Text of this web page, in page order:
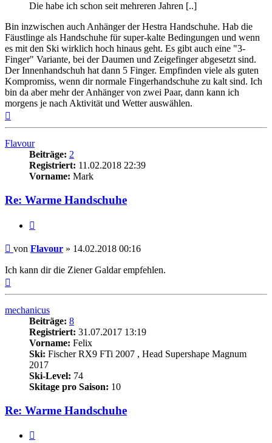
Die habe ich schon seit mehreren Jahren [..]
Bin inzwischen auch Anhänger der Hestra Handschuhe. Hab die
Fäustlinge als Handschuhe für super-kalte Bedingungen und wenn
es mit den Ski wirklich hoch hinaus geht. Es gibt auch eine "3-
Finger" Variante, bei der Daumen und Zeigefinger abgesetzt sind.
Der Innenhandschuh hat dann 5 Finger. Empfinden viele als guten
Kompromiss, wenn dir normale Fingerhandschuhe zu kalt sind. Ich
bin da aber mehr der Anhänger von zwei Paar, dann kann ich
morgens je nach Aktivität und Wetter auswählen.
Flavour
Beiträge: 2
Registriert: 11.02.2018 22:39
Vorname: Mark
Re: Warme Handschuhe
Beitrag
von Flavour » 14.02.2018 00:16
Ich kann dir die Ziener Galdar empfehlen.
mechanicus
Beiträge: 8
Registriert: 31.07.2017 13:19
Vorname: Felix
Ski: Fischer RX9 FTi 2007 , Head Supershape Magnum
2017
Ski-Level: 74
Skitage pro Saison: 10
Re: Warme Handschuhe